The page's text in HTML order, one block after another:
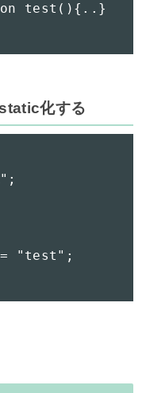
test(){..}
化する
"test";